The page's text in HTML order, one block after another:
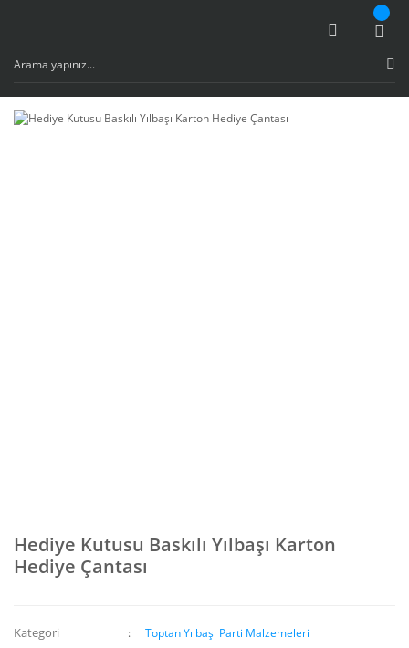
Hediye Kutusu Baskılı Yılbaşı Karton
Hediye Çantası
Kategori Toptan Yılbaşı Parti Malzemeleri